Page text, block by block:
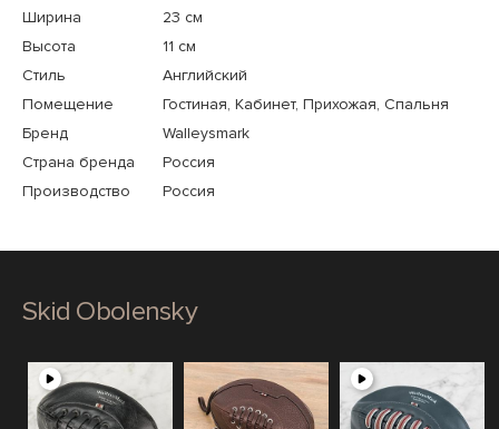
Ширина
23 см
Высота
11 см
Стиль
Английский
Помещение
Гостиная, Кабинет, Прихожая, Спальня
Бренд
Walleysmark
Страна бренда
Россия
Производство
Россия
Skid Obolensky